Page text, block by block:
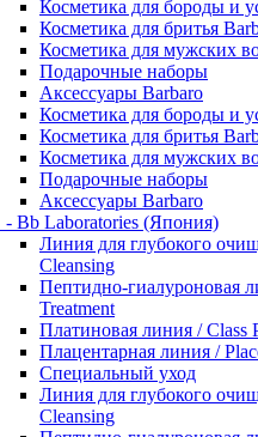
Косметика для бороды и
Косметика для бритья
Косметика для мужских
Подарочные наборы
Аксессуары Barbaro
Косметика для бороды и
Косметика для бритья
Косметика для мужских
Подарочные наборы
Аксессуары Barbaro
- Bb Laboratories (Япония)
Линия для глубокого
Cleansing
Пептидно-гиалуроновая
Treatment
Платиновая линия / Class
Плацентарная линия /
Специальный уход
Линия для глубокого
Cleansing